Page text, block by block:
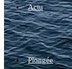
Actu
Plongée